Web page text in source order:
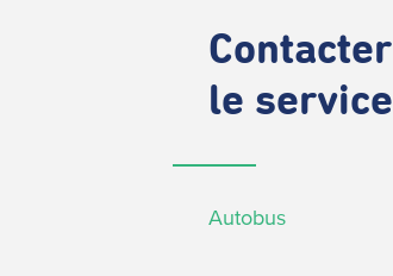
Contacter
le service
Autobus